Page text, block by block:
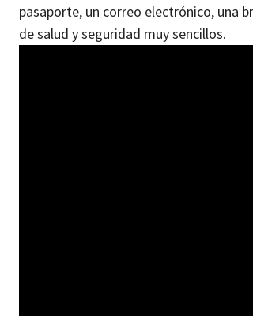
pasaporte, un correo electrónico, una
de salud y seguridad muy sencillos.